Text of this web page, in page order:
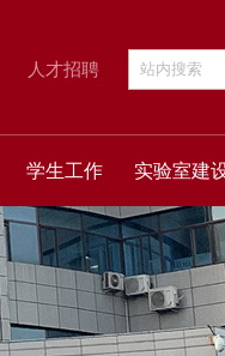
人才招聘
学生工作 实验室建